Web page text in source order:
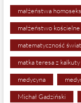
małżeństwa
małżeństwo kościelne
matematyczność
matka teresa z kalkuty
medycyna
Michał Gadziński